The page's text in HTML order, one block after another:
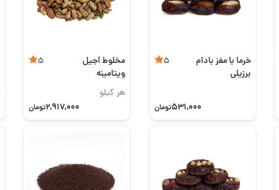
خرما با مغز بادام
برزیلی
5
531,000تومان
مخلوط آجیل
ویتامینه
5
هر کیلو
2,917,000تومان